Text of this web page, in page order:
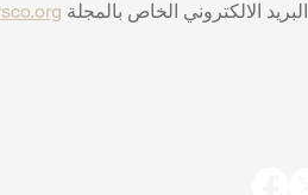
البريد الالكتروني الخاص بالمجلة